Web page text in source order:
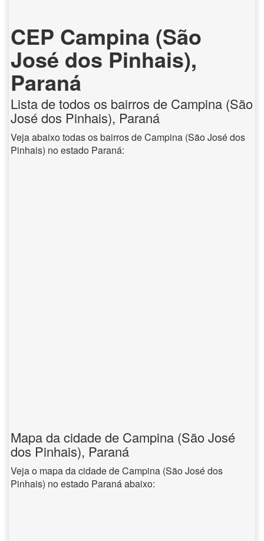
CEP Campina (São
José dos Pinhais),
Paraná
Lista de todos os bairros de Campina (São
José dos Pinhais), Paraná
Veja abaixo todas os bairros de Campina (São José dos
Pinhais) no estado Paraná:
Mapa da cidade de Campina (São José
dos Pinhais), Paraná
Veja o mapa da cidade de Campina (São José dos
Pinhais) no estado Paraná abaixo: